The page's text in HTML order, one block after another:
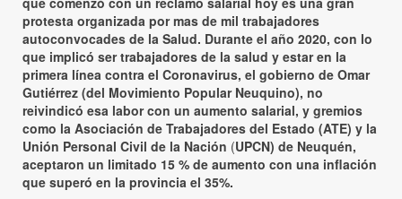
protesta organizada por mas de mil trabajadores
autoconvocades de la Salud. Durante el año 2020, con lo
que implicó ser trabajadores de la salud y estar en la
primera línea contra el Coronavirus, el gobierno de Omar
Gutiérrez (del Movimiento Popular Neuquino), no
reivindicó esa labor con un aumento salarial, y gremios
como la Asociación de Trabajadores del Estado (ATE) y la
Unión Personal Civil de la Nación (UPCN) de Neuquén,
aceptaron un limitado 15 % de aumento con una inflación
que superó en la provincia el 35%.